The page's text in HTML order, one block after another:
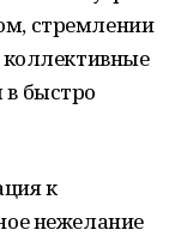
стремлении
коллективные
быстро
к
нежелание